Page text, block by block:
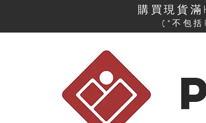
購買現貨
(*不包括